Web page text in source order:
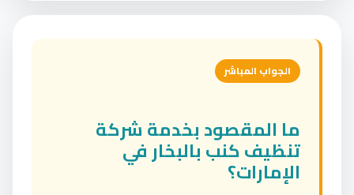
الجواب المباشر
ما المقصود بخدمة شركة
تنظيف كنب بالبخار في
الإمارات؟